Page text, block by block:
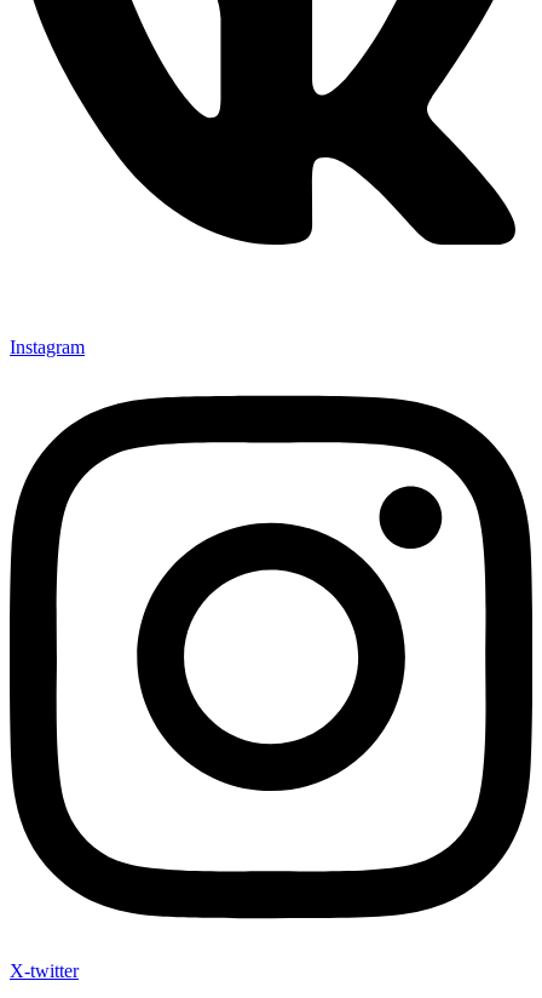
Instagram
X-twitter